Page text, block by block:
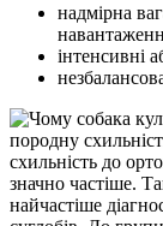
надмірна
інтенсивні
породну
схильність до
значно частіше.
найчастіше